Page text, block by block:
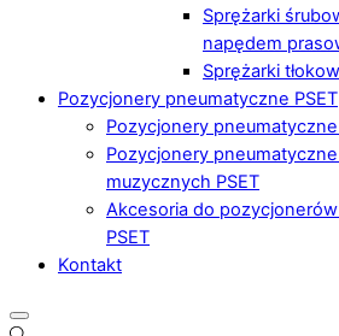
Sprężarki
napędem
Sprężarki
Pozycjonery pneumatyczne PSET
Pozycjonery
Pozycjonery
muzycznych PSET
Akcesoria do
PSET
Kontakt